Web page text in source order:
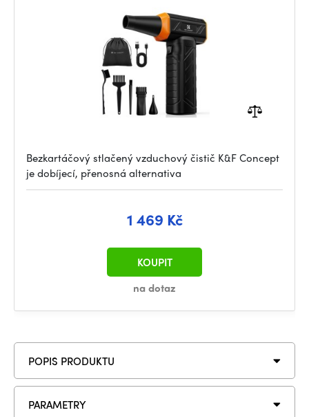
Bezkartáčový stlačený vzduchový čistič K&F Concept
je dobíjecí, přenosná alternativa
1 469 Kč
na dotaz
KOUPIT
POPIS PRODUKTU
PARAMETRY